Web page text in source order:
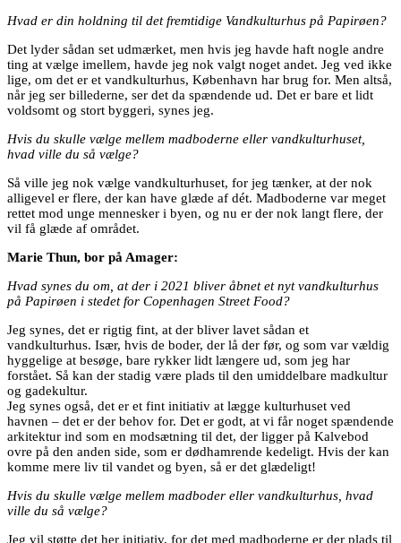
Hvad er din holdning til det fremtidige Vandkulturhus på Papirøen?
Det lyder sådan set udmærket, men hvis jeg havde haft nogle andre
ting at vælge imellem, havde jeg nok valgt noget andet. Jeg ved ikke
lige, om det er et vandkulturhus, København har brug for. Men altså,
når jeg ser billederne, ser det da spændende ud. Det er bare et lidt
voldsomt og stort byggeri, synes jeg.
Hvis du skulle vælge mellem madboderne eller vandkulturhuset,
hvad ville du så vælge?
Så ville jeg nok vælge vandkulturhuset, for jeg tænker, at der nok
alligevel er flere, der kan have glæde af dét. Madboderne var meget
rettet mod unge mennesker i byen, og nu er der nok langt flere, der
vil få glæde af området.
Marie Thun, bor på Amager:
Hvad synes du om, at der i 2021 bliver åbnet et nyt vandkulturhus
på Papirøen i stedet for Copenhagen Street Food?
Jeg synes, det er rigtig fint, at der bliver lavet sådan et
vandkulturhus. Især, hvis de boder, der lå der før, og som var vældig
hyggelige at besøge, bare rykker lidt længere ud, som jeg har
forstået. Så kan der stadig være plads til den umiddelbare madkultur
og gadekultur.
Jeg synes også, det er et fint initiativ at lægge kulturhuset ved
havnen – det er der behov for. Det er godt, at vi får noget spændende
arkitektur ind som en modsætning til det, der ligger på Kalvebod
ovre på den anden side, som er dødhamrende kedeligt. Hvis der kan
komme mere liv til vandet og byen, så er det glædeligt!
Hvis du skulle vælge mellem madboder eller vandkulturhus, hvad
ville du så vælge?
Jeg vil støtte det her initiativ, for det med madboderne er der plads til